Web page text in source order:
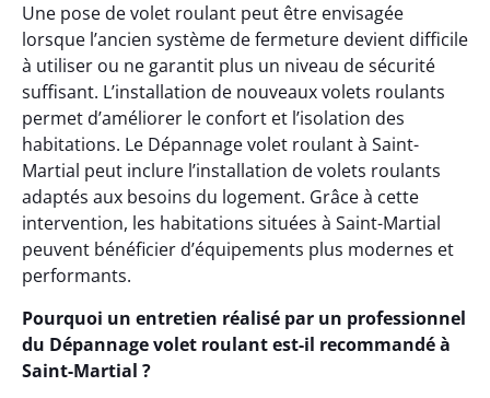
Une pose de volet roulant peut être envisagée
lorsque l’ancien système de fermeture devient difficile
à utiliser ou ne garantit plus un niveau de sécurité
suffisant. L’installation de nouveaux volets roulants
permet d’améliorer le confort et l’isolation des
habitations. Le Dépannage volet roulant à Saint-
Martial peut inclure l’installation de volets roulants
adaptés aux besoins du logement. Grâce à cette
intervention, les habitations situées à Saint-Martial
peuvent bénéficier d’équipements plus modernes et
performants.
Pourquoi un entretien réalisé par un professionnel
du Dépannage volet roulant est-il recommandé à
Saint-Martial ?